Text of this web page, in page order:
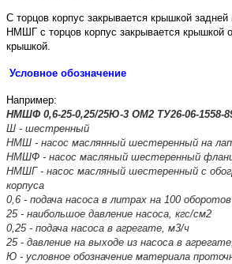
С торцов корпус закрывается крышкой
НМШГ c торцов корпус закрывается крышкой
крышкой.
Условное обозначение
Например:
НМШФ 0,6-25-0,25/25Ю-3 ОМ2 ТУ26-06-1558-
Ш - шестренный
НМШ - насос маслянный шестеренный на
НМШФ - насос масляный шестеренный
НМШГ - насос масляный шестеренный с
корпуса
0,6 - подача насоса в литрах на 100 оборотов
25 - наибольшое давление насоса, кгс/см2
0,25 - подача насоса в агрегате, м3/ч
25 - давление на выходе из насоса в
Ю - условное обозначение материала